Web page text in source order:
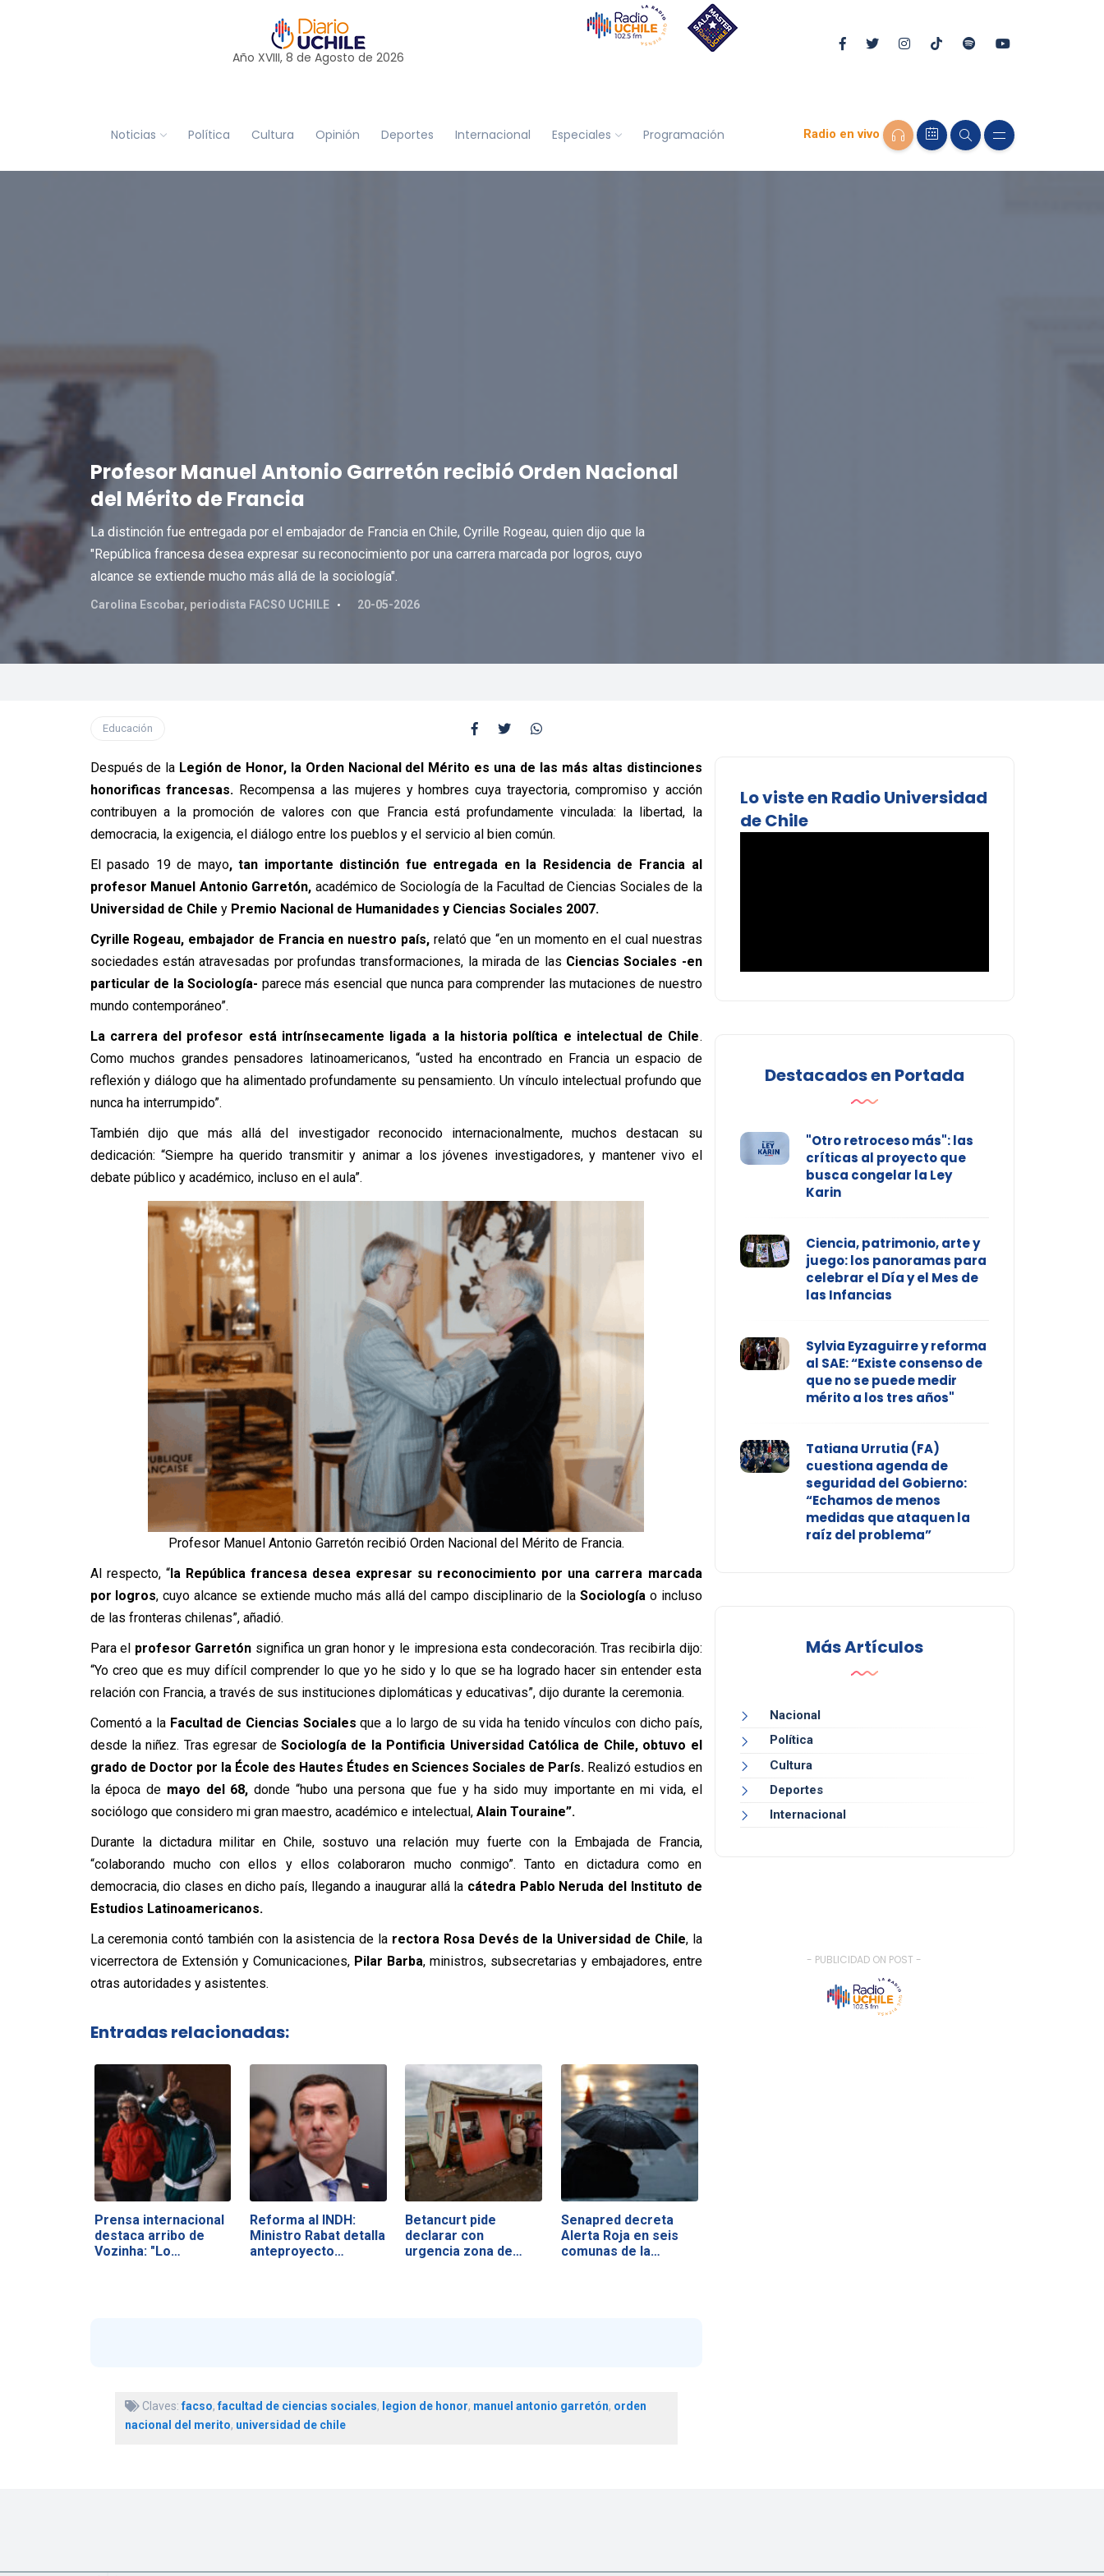
Año XVIII, 8 de Agosto de 2026
Noticias Política Cultura Opinión Deportes Internacional Especiales Programación Radio en vivo
Profesor Manuel Antonio Garretón recibió Orden Nacional
del Mérito de Francia
La distinción fue entregada por el embajador de Francia en Chile, Cyrille Rogeau, quien dijo que la
"República francesa desea expresar su reconocimiento por una carrera marcada por logros, cuyo
alcance se extiende mucho más allá de la sociología".
Carolina Escobar, periodista FACSO UCHILE 20-05-2026
Educación
Después de la Legión de Honor, la Orden Nacional del Mérito es una de las más altas distinciones
honorificas francesas. Recompensa a las mujeres y hombres cuya trayectoria, compromiso y acción
contribuyen a la promoción de valores con que Francia está profundamente vinculada: la libertad, la
democracia, la exigencia, el diálogo entre los pueblos y el servicio al bien común.
El pasado 19 de mayo, tan importante distinción fue entregada en la Residencia de Francia al
profesor Manuel Antonio Garretón, académico de Sociología de la Facultad de Ciencias Sociales de la
Universidad de Chile yPremio Nacional de Humanidades y Ciencias Sociales 2007.
Cyrille Rogeau, embajador de Francia en nuestro país, relató que “en un momento en el cual nuestras
sociedades están atravesadas por profundas transformaciones, la mirada de las Ciencias Sociales -en
particular de la Sociología- parece más esencial que nunca para comprender las mutaciones de nuestro
mundo contemporáneo”.
La carrera del profesor está intrínsecamente ligada a la historia política e intelectual de Chile.
Como muchos grandes pensadores latinoamericanos, “usted ha encontrado en Francia un espacio de
reflexión y diálogo que ha alimentado profundamente su pensamiento. Un vínculo intelectual profundo que
nunca ha interrumpido”.
También dijo que más allá del investigador reconocido internacionalmente, muchos destacan su
dedicación: “Siempre ha querido transmitir y animar a los jóvenes investigadores, y mantener vivo el
debate público y académico, incluso en el aula”.
Profesor Manuel Antonio Garretón recibió Orden Nacional del Mérito de Francia.
Al respecto, “la República francesa desea expresar su reconocimiento por una carrera marcada
por logros, cuyo alcance se extiende mucho más allá del campo disciplinario de la Sociologíao incluso
de las fronteras chilenas”, añadió.
Para el profesor Garretón significa un gran honor y le impresiona esta condecoración. Tras recibirla dijo:
“Yo creo que es muy difícil comprender lo que yo he sido y lo que se ha logrado hacer sin entender esta
relación con Francia, a través de sus instituciones diplomáticas y educativas”, dijo durante la ceremonia.
Comentó a la Facultad de Ciencias Socialesque a lo largo de su vida ha tenido vínculos con dicho país,
desde la niñez. Tras egresar de Sociología de la Pontificia Universidad Católica de Chile, obtuvo el
grado de Doctor por la École des Hautes Études en Sciences Sociales de París.Realizó estudios en
la época de mayo del 68, donde “hubo una persona que fue y ha sido muy importante en mi vida, el
sociólogo que considero mi gran maestro, académico e intelectual,Alain Touraine”.
Durante la dictadura militar en Chile, sostuvo una relación muy fuerte con la Embajada de Francia,
“colaborando mucho con ellos y ellos colaboraron mucho conmigo”. Tanto en dictadura como en
democracia, dio clases en dicho país, llegando a inaugurar allá la cátedra Pablo Neruda del Instituto de
Estudios Latinoamericanos.
La ceremonia contó también con la asistencia de la rectora Rosa Devés de la Universidad de Chile, la
vicerrectora de Extensión y Comunicaciones, Pilar Barba, ministros, subsecretarias y embajadores, entre
otras autoridades y asistentes.
Entradas relacionadas:
Prensa internacional
destaca arribo de
Vozinha: "Lo…
Reforma al INDH:
Ministro Rabat detalla
anteproyecto…
Betancurt pide
declarar con
urgencia zona de…
Senapred decreta
Alerta Roja en seis
comunas de la…
Claves:facso,facultad de ciencias sociales, legion de honor, manuel antonio garretón, orden
nacional del merito, universidad de chile
Lo viste en Radio Universidad
de Chile
Destacados en Portada
"Otro retroceso más": las
críticas al proyecto que
busca congelar la Ley
Karin
Ciencia, patrimonio, arte y
juego: los panoramas para
celebrar el Día y el Mes de
las Infancias
Sylvia Eyzaguirre y reforma
al SAE: “Existe consenso de
que no se puede medir
mérito a los tres años"
Tatiana Urrutia (FA)
cuestiona agenda de
seguridad del Gobierno:
“Echamos de menos
medidas que ataquen la
raíz del problema”
Más Artículos
Nacional
Política
Cultura
Deportes
Internacional
- PUBLICIDAD ON POST -